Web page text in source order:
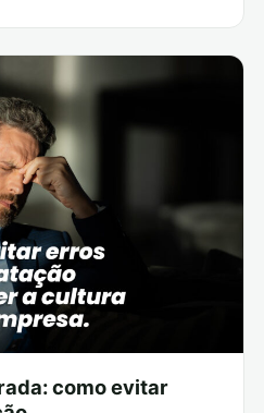
como evitar